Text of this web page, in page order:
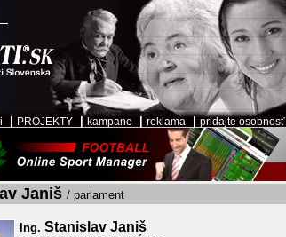
PROJEKTY kampane reklama pridajte osobnosť
Janiš / parlament
Ing. Stanislav Janiš